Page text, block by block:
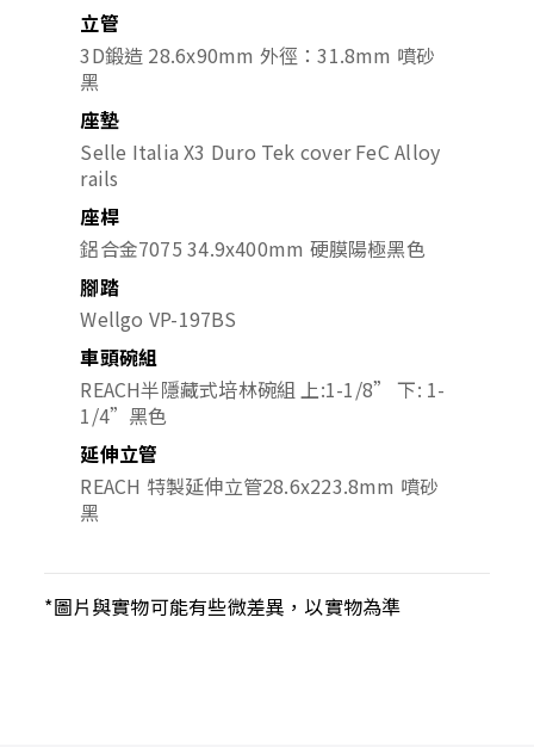
立管
3D鍛造 28.6x90mm 外徑：31.8mm 噴砂
黑
座墊
Selle Italia X3 Duro Tek cover FeC Alloy
rails
座桿
鋁合金7075 34.9x400mm 硬膜陽極黑色
腳踏
Wellgo VP-197BS
車頭碗組
REACH半隱藏式培林碗組 上:1-1/8” 下: 1-
1/4”黑色
延伸立管
REACH 特製延伸立管28.6x223.8mm 噴砂
黑
*圖片與實物可能有些微差異，以實物為準